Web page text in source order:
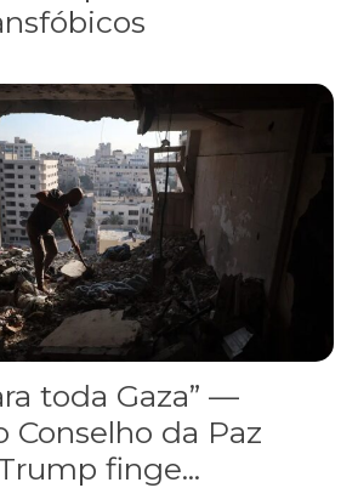
— enquanto o Conselho da Paz
toda Gaza” —
Conselho da Paz
finge...